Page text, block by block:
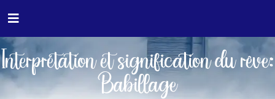
Interprétation et signification du rêve:
Babillage